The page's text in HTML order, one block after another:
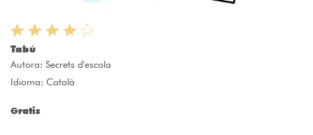
Tabú
Autora: Secrets d'escola
Idioma: Català
Gratis